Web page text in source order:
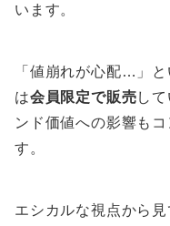
います。
「値崩れが心配…」
は会員限定で販売し
ンド価値への影響も
す。
エシカルな視点から